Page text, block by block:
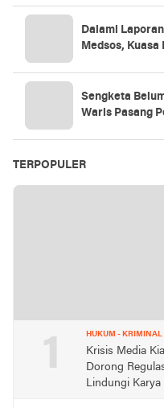
Dalami
Medsos, Kuasa
Penajaman
Sengketa
Waris Pasang
TERPOPULER
1 HUKUM - KRIMINAL
Krisis Media
Dorong
Lindungi Karya